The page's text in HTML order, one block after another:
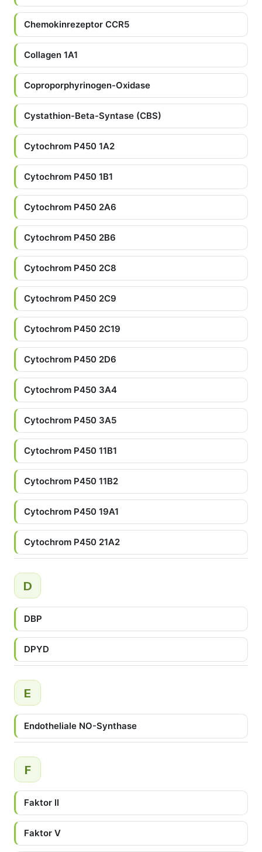
Chemokinrezeptor CCR5
Collagen 1A1
Coproporphyrinogen-Oxidase
Cystathion-Beta-Syntase (CBS)
Cytochrom P450 1A2
Cytochrom P450 1B1
Cytochrom P450 2A6
Cytochrom P450 2B6
Cytochrom P450 2C8
Cytochrom P450 2C9
Cytochrom P450 2C19
Cytochrom P450 2D6
Cytochrom P450 3A4
Cytochrom P450 3A5
Cytochrom P450 11B1
Cytochrom P450 11B2
Cytochrom P450 19A1
Cytochrom P450 21A2
D
DBP
DPYD
E
Endotheliale NO-Synthase
F
Faktor II
Faktor V